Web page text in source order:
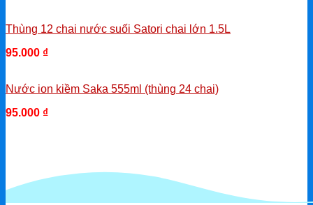
Thùng 12 chai nước suối Satori chai lớn 1.5L
95.000 ₫
Nước ion kiềm Saka 555ml (thùng 24 chai)
95.000 ₫